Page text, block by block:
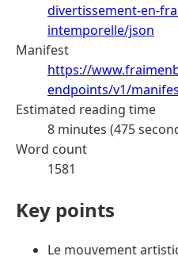
divertissement-en-
intemporelle/json
Manifest
https://
endpoints/v1/
Estimated reading time
8 minutes (475
Word count
1581
Key points
Le mouvement